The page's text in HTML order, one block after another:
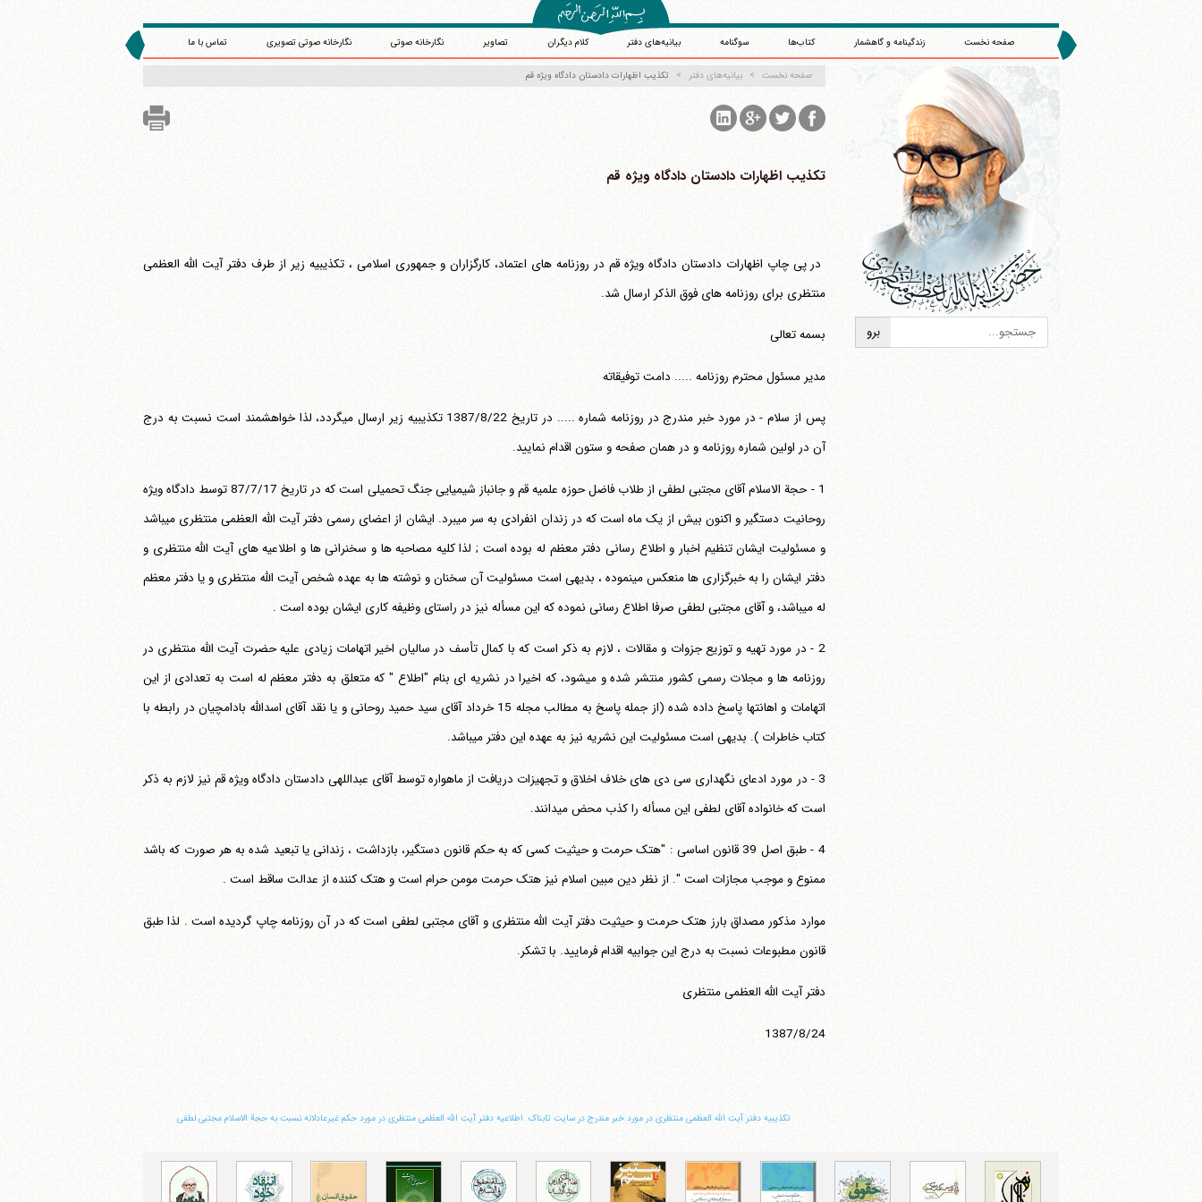
صفحه نخست زندگینامه و گاهشمار کتاب‌ها سوگنامه بیانیه‌های دفتر کلام دیگران تصاویر نگارخانه صوتی نگارخانه صوتی تصویری تماس با ما
صفحه نخست بیانیه‌های دفتر ‏تکذیب اظهارات دادستان دادگاه ویژه قم
‏تکذیب اظهارات دادستان دادگاه ویژه قم
در پی چاپ اظهارات دادستان دادگاه ویژه قم در روزنامه های اعتماد، کارگزاران و جمهوری اسلامی ، تکذیبیه زیر از طرف دفتر آیت الله العظمی
منتظری برای روزنامه های فوق الذکر ارسال شد.
بسمه تعالی
مدیر مسئول محترم روزنامه ..... دامت توفیقاته
پس از سلام - در مورد خبر مندرج در روزنامه شماره ..... در تاریخ 1387/8/22 تکذیبیه زیر ارسال می‎گردد، لذا خواهشمند است نسبت به درج
آن در اولین شماره روزنامه و در همان صفحه و ستون اقدام نمایید.
1 - حجة الاسلام آقای مجتبی لطفی از طلاب فاضل حوزه علمیه قم و جانباز شیمیایی جنگ تحمیلی است که در تاریخ 87/7/17 توسط دادگاه ویژه
روحانیت دستگیر و اکنون بیش از یک ماه است که در زندان انفرادی به سر می‎برد. ایشان از اعضای رسمی دفتر آیت الله العظمی منتظری می‎باشد
و مسئولیت ایشان تنظیم اخبار و اطلاع رسانی دفتر معظم له بوده است ; لذا کلیه مصاحبه ها و سخنرانی ها و اطلاعیه های آیت الله منتظری و
دفتر ایشان را به خبرگزاری ها منعکس می‎نموده ، بدیهی است مسئولیت آن سخنان و نوشته ها به عهده شخص آیت الله منتظری و یا دفتر معظم
له می‎باشد، و آقای مجتبی لطفی صرفا اطلاع رسانی نموده که این مسأله نیز در راستای وظیفه کاری ایشان بوده است .
2 - در مورد تهیه و توزیع جزوات و مقالات ، لازم به ذکر است که با کمال تأسف در سالیان اخیر اتهامات زیادی علیه حضرت آیت الله منتظری در
روزنامه ها و مجلات رسمی کشور منتشر شده و می‎شود، که اخیرا در نشریه ای بنام "اطلاع " که متعلق به دفتر معظم له است به تعدادی از این
اتهامات و اهانتها پاسخ داده شده (از جمله پاسخ به مطالب مجله 15 خرداد آقای سید حمید روحانی و یا نقد آقای اسدالله بادامچیان در رابطه با
کتاب خاطرات ). بدیهی است مسئولیت این نشریه نیز به عهده این دفتر می‎باشد.
3 - در مورد ادعای نگهداری سی دی های خلاف اخلاق و تجهیزات دریافت از ماهواره توسط آقای عبداللهی دادستان دادگاه ویژه قم نیز لازم به ذکر
است که خانواده آقای لطفی این مسأله را کذب محض می‎دانند.
4 - طبق اصل 39 قانون اساسی : "هتک حرمت و حیثیت کسی که به حکم قانون دستگیر، بازداشت ، زندانی یا تبعید شده به هر صورت که باشد
ممنوع و موجب مجازات است ". از نظر دین مبین اسلام نیز هتک حرمت مومن حرام است و هتک کننده از عدالت ساقط است .
موارد مذکور مصداق بارز هتک حرمت و حیثیت دفتر آیت الله منتظری و آقای مجتبی لطفی است که در آن روزنامه چاپ گردیده است . لذا طبق
قانون مطبوعات نسبت به درج این جوابیه اقدام فرمایید. با تشکر.
دفتر آیت الله العظمی منتظری
1387/8/24
‏تکذیبیه دفتر آیت الله العظمى منتظرى در مورد خبر مندرج در سایت تابناک ‏ اطلاعیه دفتر آیت الله العظمى منتظرى در مورد حکم غیرعادلانه نسبت به حجة الاسلام مجتبى لطفى
آیت‌الله منتظری
وب سایت رسمی آیت‌الله منتظری
فکس37740015-25-98+